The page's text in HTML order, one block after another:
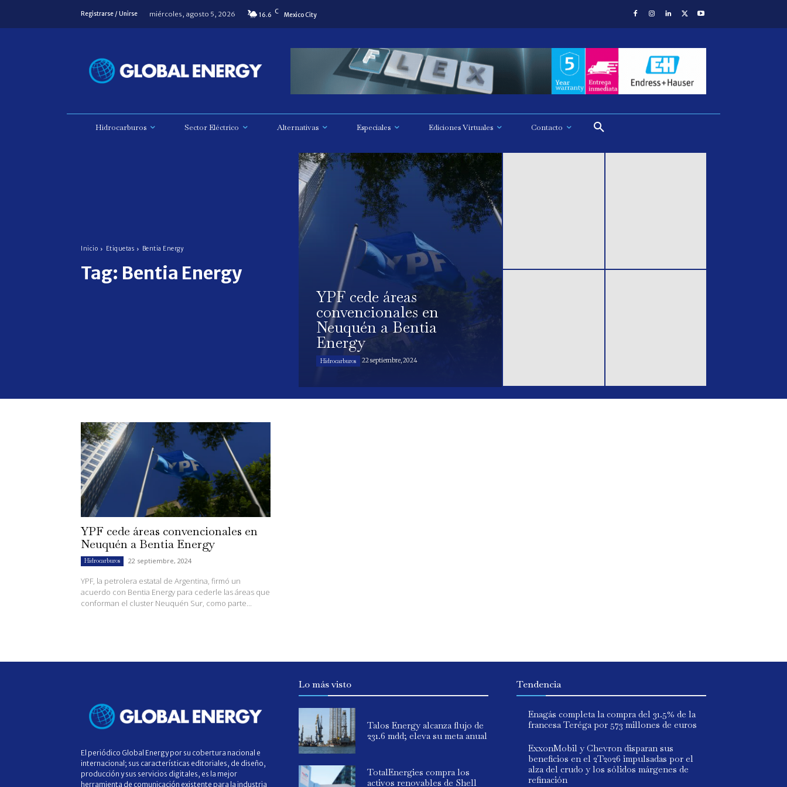
Registrarse / Unirse miércoles, agosto 5, 2026 16.6 C Mexico City
Hidrocarburos Sector Eléctrico Alternativas Especiales Ediciones Virtuales Contacto
Inicio Etiquetas Bentia Energy
Tag: Bentia Energy
YPF cede áreas
convencionales en
Neuquén a Bentia
Energy
Hidrocarburos 22 septiembre, 2024
YPF cede áreas convencionales en
Neuquén a Bentia Energy
Hidrocarburos 22 septiembre, 2024
YPF, la petrolera estatal de Argentina, firmó un
acuerdo con Bentia Energy para cederle las áreas que
conforman el cluster Neuquén Sur, como parte...
El periódico Global Energy por su cobertura nacional e
internacional; sus características editoriales, de diseño,
producción y sus servicios digitales, es la mejor
herramienta de comunicación existente para la industria
Lo más visto
Talos Energy alcanza flujo de
231.6 mdd; eleva su meta anual
TotalEnergies compra los
activos renovables de Shell
Tendencia
Enagás completa la compra del 31.5% de la
francesa Teréga por 573 millones de euros
ExxonMobil y Chevron disparan sus
beneficios en el 2T2026 impulsadas por el
alza del crudo y los sólidos márgenes de
refinación